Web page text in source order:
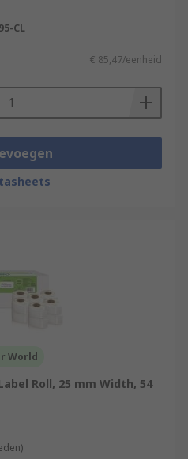
CL
€ 85,47/eenheid
World
Roll, 25 mm Width, 54